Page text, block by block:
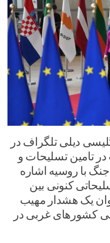
دیلی تلگراف در
تامین تسلیحات و
با روسیه اشاره
کنونی بین
یک هشدار مهیب
کشورهای غربی در